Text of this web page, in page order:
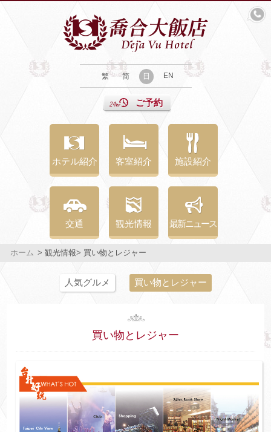
繁 简 日 EN
ご予約
ホテル紹介 客室紹介 施設紹介
交通 観光情報 最新ニュース
ホーム > 観光情報> 買い物とレジャー
人気グルメ 買い物とレジャー
買い物とレジャー